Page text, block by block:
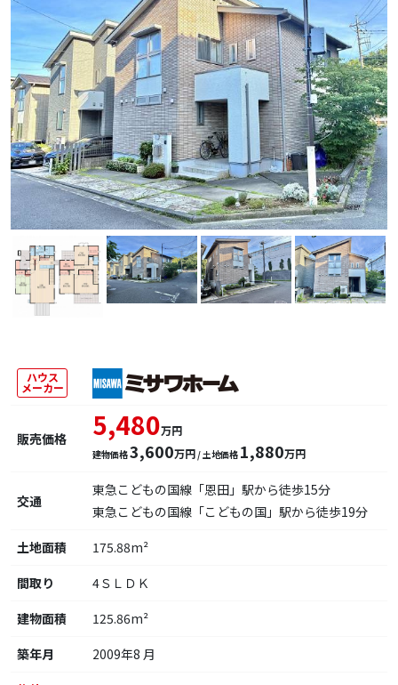
ハウス
メーカー
販売価格 5,480万円
建物価格3,600万円/ 土地価格 1,880万円
交通
東急こどもの国線「恩田」駅から徒歩15分
東急こどもの国線「こどもの国」駅から徒歩19分
土地面積
175.88m²
間取り
4ＳＬＤＫ
建物面積
125.86m²
築年月
2009年8 月